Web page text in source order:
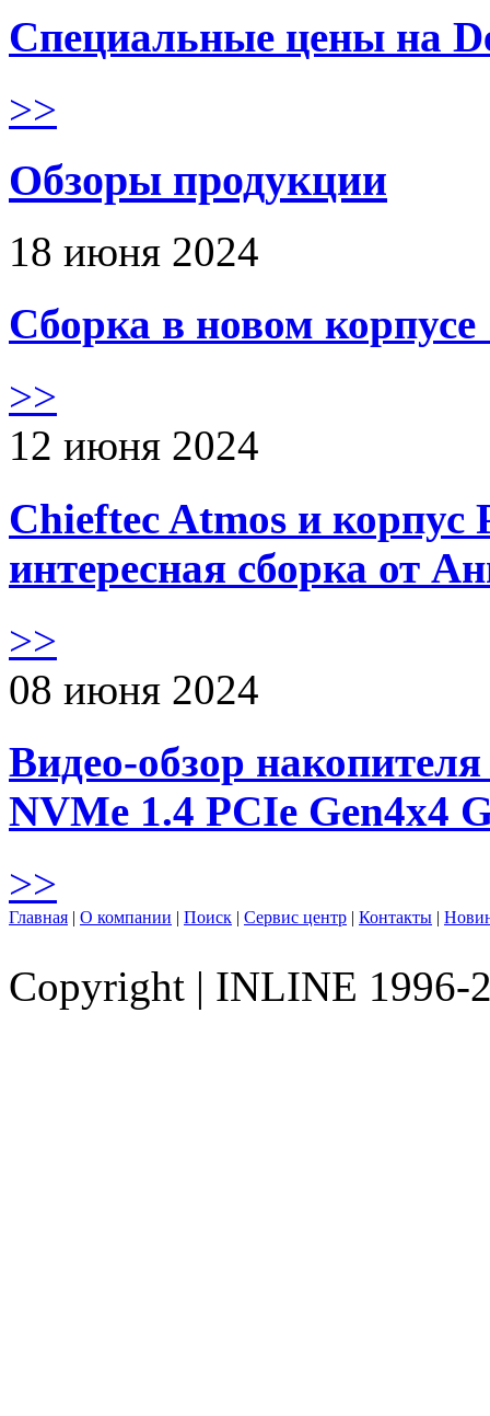
Специальные цены на
>>
Обзоры продукции
18 июня 2024
Сборка в новом
>>
12 июня 2024
Chieftec Atmos и корпус
интересная сборка от
>>
08 июня 2024
Видео-обзор
NVMe 1.4 PCIe Gen4х4
>>
Главная | О компании | Поиск | Сервис центр | Контакты |
Copyright | INLINE 1996-